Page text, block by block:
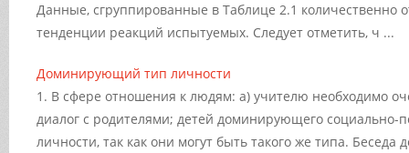
Данные, сгруппированные в Таблице 2.1 количественно
тенденции реакций испытуемых. Следует отметить, ч ...
Доминирующий тип личности
1. В сфере отношения к людям: а) учителю необходимо
диалог с родителями; детей доминирующего социально-
личности, так как они могут быть такого же типа. Беседа